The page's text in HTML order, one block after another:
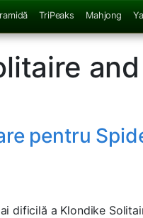
TriPeaks Mahjong
pentru
dificilă a Klondike